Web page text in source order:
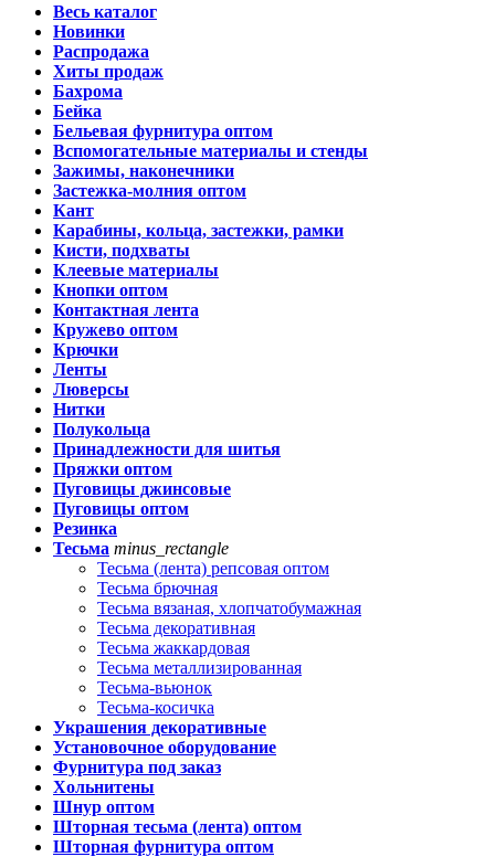
Весь каталог
Новинки
Распродажа
Хиты продаж
Бахрома
Бейка
Бельевая фурнитура оптом
Вспомогательные материалы и стенды
Зажимы, наконечники
Застежка-молния оптом
Кант
Карабины, кольца, застежки, рамки
Кисти, подхваты
Клеевые материалы
Кнопки оптом
Контактная лента
Кружево оптом
Крючки
Ленты
Люверсы
Нитки
Полукольца
Принадлежности для шитья
Пряжки оптом
Пуговицы джинсовые
Пуговицы оптом
Резинка
Тесьма minus_rectangle
Тесьма (лента) репсовая оптом
Тесьма брючная
Тесьма вязаная, хлопчатобумажная
Тесьма декоративная
Тесьма жаккардовая
Тесьма металлизированная
Тесьма-вьюнок
Тесьма-косичка
Украшения декоративные
Установочное оборудование
Фурнитура под заказ
Хольнитены
Шнур оптом
Шторная тесьма (лента) оптом
Шторная фурнитура оптом